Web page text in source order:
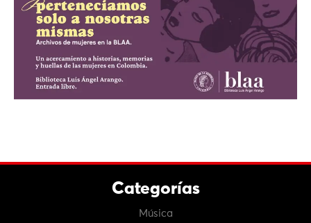
Categorías
Música